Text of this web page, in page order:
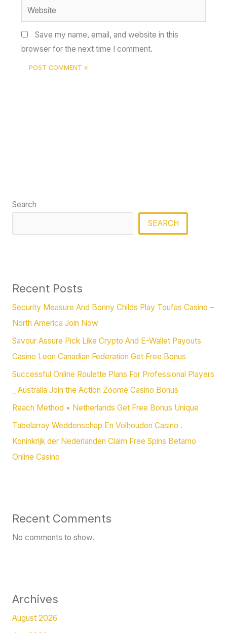
Website
Save my name, email, and website in this
browser for the next time I comment.
Search
SEARCH
Recent Posts
Security Measure And Bonny Childs Play Toufas Casino –
North America Join Now
Savour Assure Pick Like Crypto And E-Wallet Payouts
Casino Leon Canadian Federation Get Free Bonus
Successful Online Roulette Plans For Professional Players
_ Australia Join the Action Zoome Casino Bonus
Reach Method • Netherlands Get Free Bonus Unique
Tabelarray Weddenschap En Volhouden Casino .
Koninkrijk der Nederlanden Claim Free Spins Betamo
Online Casino
Recent Comments
No comments to show.
Archives
August 2026